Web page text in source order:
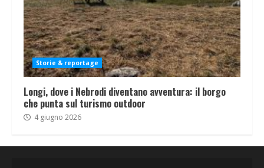
Storie & reportage
Longi, dove i Nebrodi diventano avventura: il borgo
che punta sul turismo outdoor
4 giugno 2026